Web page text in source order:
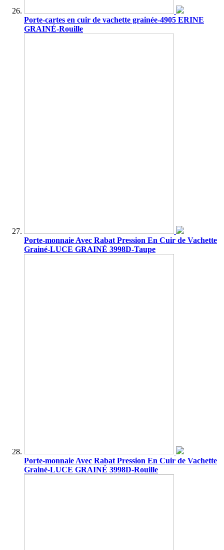
Porte-cartes en cuir de vachette grainée-4905 ERINE
GRAINÉ-Rouille
Porte-monnaie Avec Rabat Pression En Cuir de Vachette
Grainé-LUCE GRAINÉ 3998D-Taupe
Porte-monnaie Avec Rabat Pression En Cuir de Vachette
Grainé-LUCE GRAINÉ 3998D-Rouille